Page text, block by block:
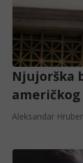
Njujorška
Aleksandar